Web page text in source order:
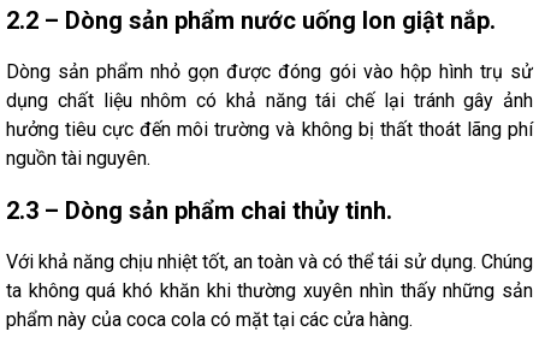
2.2 – Dòng sản phẩm nước uống lon giật nắp.
Dòng sản phẩm nhỏ gọn được đóng gói vào hộp hình trụ sử
dụng chất liệu nhôm có khả năng tái chế lại tránh gây ảnh
hưởng tiêu cực đến môi trường và không bị thất thoát lãng phí
nguồn tài nguyên.
2.3 – Dòng sản phẩm chai thủy tinh.
Với khả năng chịu nhiệt tốt, an toàn và có thể tái sử dụng. Chúng
ta không quá khó khăn khi thường xuyên nhìn thấy những sản
phẩm này của coca cola có mặt tại các cửa hàng.